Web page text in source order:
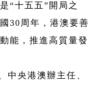
“十五五”開局之
30周年，港澳要善
能，推進高質量發
中央港澳辦主任、